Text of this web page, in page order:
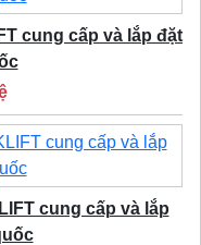
cung cấp và lắp đặt
cung cấp và lắp